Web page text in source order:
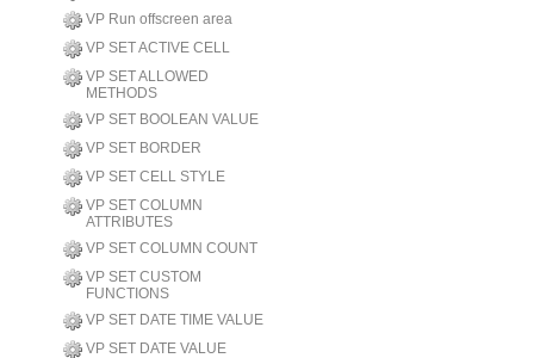
VP Run offscreen area
VP SET ACTIVE CELL
VP SET ALLOWED
METHODS
VP SET BOOLEAN VALUE
VP SET BORDER
VP SET CELL STYLE
VP SET COLUMN
ATTRIBUTES
VP SET COLUMN COUNT
VP SET CUSTOM
FUNCTIONS
VP SET DATE TIME VALUE
VP SET DATE VALUE